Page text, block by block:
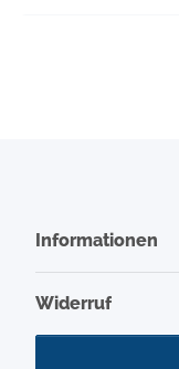
Informationen
Widerruf